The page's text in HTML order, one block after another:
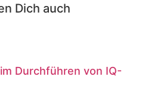
Dich auch
Durchführen von IQ-